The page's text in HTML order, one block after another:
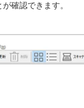
確認できます。